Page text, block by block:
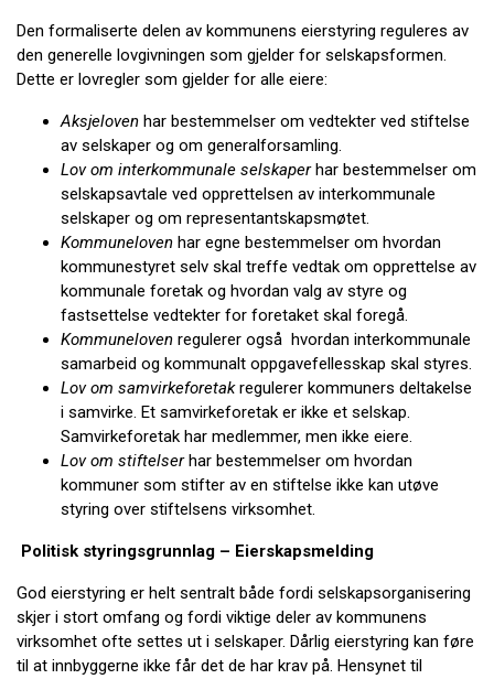
Den formaliserte delen av kommunens eierstyring reguleres av
den generelle lovgivningen som gjelder for selskapsformen.
Dette er lovregler som gjelder for alle eiere:
Aksjeloven har bestemmelser om vedtekter ved stiftelse
av selskaper og om generalforsamling.
Lov om interkommunale selskaperhar bestemmelser om
selskapsavtale ved opprettelsen av interkommunale
selskaper og om representantskapsmøtet.
Kommuneloven har egne bestemmelser om hvordan
kommunestyret selv skal treffe vedtak om opprettelse av
kommunale foretak og hvordan valg av styre og
fastsettelse vedtekter for foretaket skal foregå.
Kommuneloven regulerer også hvordan interkommunale
samarbeid og kommunalt oppgavefellesskap skal styres.
Lov om samvirkeforetakregulerer kommuners deltakelse
i samvirke. Et samvirkeforetak er ikke et selskap.
Samvirkeforetak har medlemmer, men ikke eiere.
Lov om stiftelserhar bestemmelser om hvordan
kommuner som stifter av en stiftelse ikke kan utøve
styring over stiftelsens virksomhet.
Politisk styringsgrunnlag – Eierskapsmelding
God eierstyring er helt sentralt både fordi selskapsorganisering
skjer i stort omfang og fordi viktige deler av kommunens
virksomhet ofte settes ut i selskaper. Dårlig eierstyring kan føre
til at innbyggerne ikke får det de har krav på. Hensynet til